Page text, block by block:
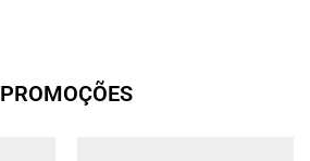
PROMOÇÕES